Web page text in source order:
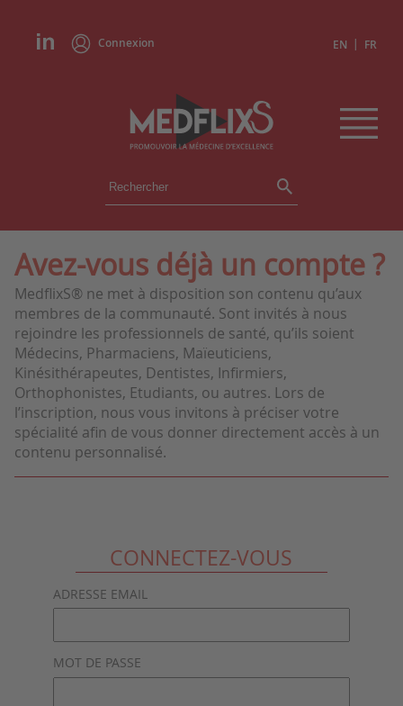
Connexion EN | FR
ÉVÉNEMENTS
INSTITUTIONS
ACADÉMIES
EXPERTS
REVUES DE PRESSE
CONGRÈS EN RÉSUMÉ
Avez-vous déjà un compte ?
MedflixS® ne met à disposition son contenu qu’aux
membres de la communauté. Sont invités à nous
rejoindre les professionnels de santé, qu’ils soient
Médecins, Pharmaciens, Maïeuticiens,
Kinésithérapeutes, Dentistes, Infirmiers,
Orthophonistes, Etudiants, ou autres. Lors de
l’inscription, nous vous invitons à préciser votre
spécialité afin de vous donner directement accès à un
contenu personnalisé.
CONNECTEZ-VOUS
ADRESSE EMAIL
MOT DE PASSE